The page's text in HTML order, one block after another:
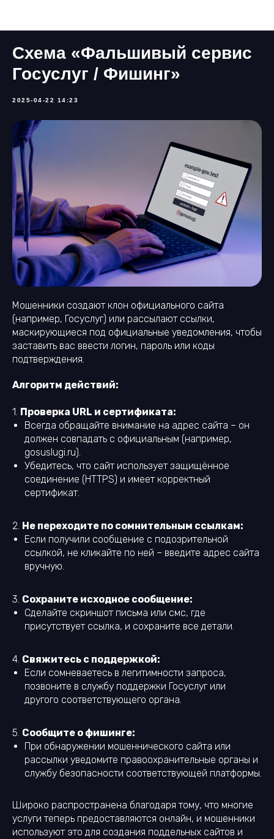
Схема «Фальшивый сервис
Госуслуг / Фишинг»
2025-04-22 14:23
Мошенники создают клон официального сайта
(например, Госуслуг) или рассылают ссылки,
маскирующиеся под официальные уведомления, чтобы
заставить вас ввести логин, пароль или коды
подтверждения.
Алгоритм действий:
1. Проверка URL и сертификата:
Всегда обращайте внимание на адрес сайта – он
должен совпадать с официальным (например,
gosuslugi.ru).
Убедитесь, что сайт использует защищённое
соединение (HTTPS) и имеет корректный
сертификат.
2. Не переходите по сомнительным ссылкам:
Если получили сообщение с подозрительной
ссылкой, не кликайте по ней – введите адрес сайта
вручную.
3. Сохраните исходное сообщение:
Сделайте скриншот письма или смс, где
присутствует ссылка, и сохраните все детали.
4. Свяжитесь с поддержкой:
Если сомневаетесь в легитимности запроса,
позвоните в службу поддержки Госуслуг или
другого соответствующего органа.
5. Сообщите о фишинге:
При обнаружении мошеннического сайта или
рассылки уведомите правоохранительные органы и
службу безопасности соответствующей платформы.
Широко распространена благодаря тому, что многие
услуги теперь предоставляются онлайн, и мошенники
используют это для создания поддельных сайтов и